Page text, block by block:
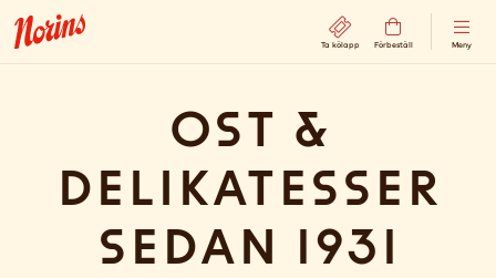
Ta kölapp Förbeställ Meny
Ost &
delikatesser
sedan 1931